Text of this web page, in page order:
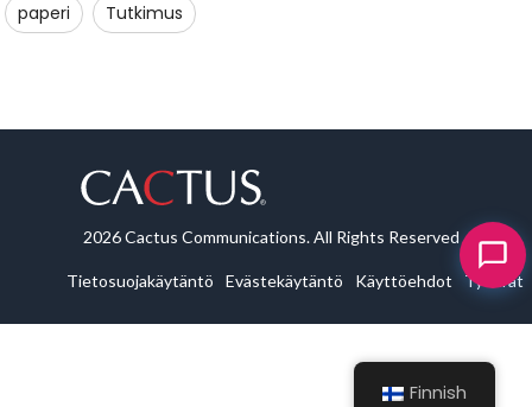
paperi Tutkimus
2026 Cactus Communications. All Rights Reserved
Tietosuojakäytäntö Evästekäytäntö Käyttöehdot Työurat
Finnish